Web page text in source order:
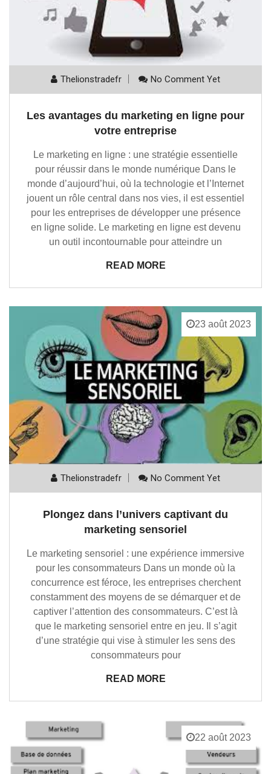
Thelionstradefr No Comment Yet
Les avantages du marketing en ligne pour
votre entreprise
Le marketing en ligne : une stratégie essentielle
pour réussir dans le monde numérique Dans le
monde d’aujourd’hui, où la technologie et l’Internet
jouent un rôle central dans nos vies, il est essentiel
pour les entreprises de développer une présence
en ligne solide. Le marketing en ligne est devenu
un outil incontournable pour atteindre un
READ MORE
23 août 2023
Thelionstradefr No Comment Yet
Plongez dans l’univers captivant du
marketing sensoriel
Le marketing sensoriel : une expérience immersive
pour les consommateurs Dans un monde où la
concurrence est féroce, les entreprises cherchent
constamment des moyens de se démarquer et de
captiver l’attention des consommateurs. C’est là
que le marketing sensoriel entre en jeu. Il s’agit
d’une stratégie qui vise à stimuler les sens des
consommateurs pour
READ MORE
22 août 2023